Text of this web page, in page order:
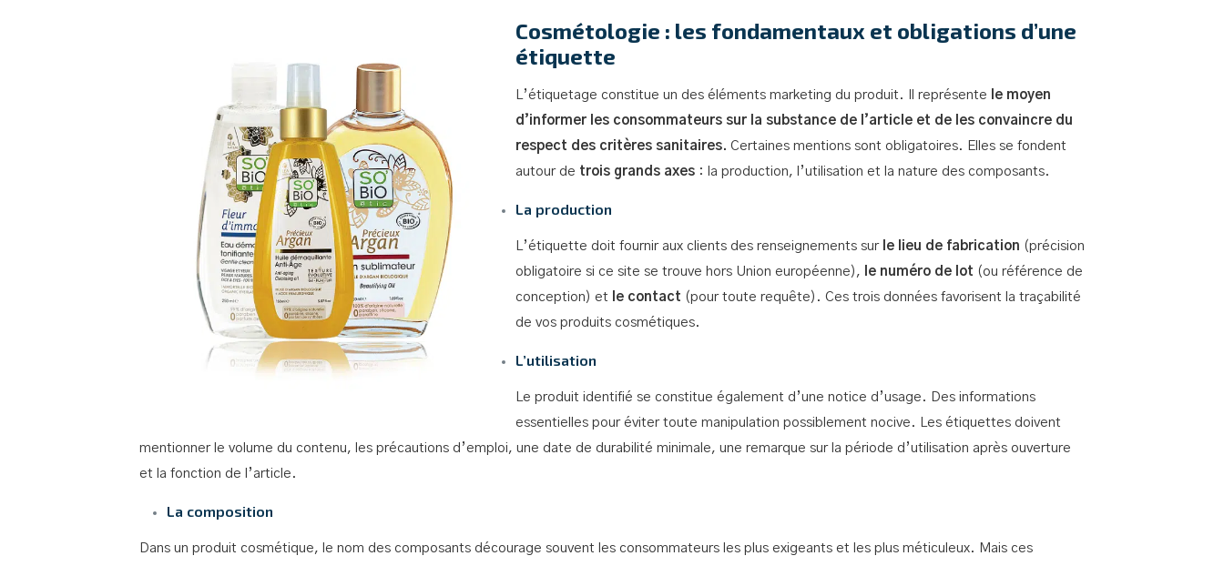
Cosmétologie : les fondamentaux et obligations d’une
étiquette
L’étiquetage constitue un des éléments marketing du produit. Il représente le moyen
d’informer les consommateurs sur la substance de l’article et de les convaincre du
respect des critères sanitaires. Certaines mentions sont obligatoires. Elles se fondent
autour de trois grands axes: la production, l’utilisation et la nature des composants.
La production
L’étiquette doit fournir aux clients des renseignements sur le lieu de fabrication (précision
obligatoire si ce site se trouve hors Union européenne),
le numéro de lot (ou référence de
conception) et
le contact (pour toute requête). Ces trois données favorisent la traçabilité
de vos produits cosmétiques.
L’utilisation
Le produit identifié se constitue également d’une notice d’usage. Des informations
essentielles pour éviter toute manipulation possiblement nocive. Les étiquettes doivent
mentionner le volume du contenu, les précautions d’emploi, une date de durabilité minimale, une remarque sur la période d’utilisation après ouverture
et la fonction de l’article.
La composition
Dans un produit cosmétique, le nom des composants décourage souvent les consommateurs les plus exigeants et les plus méticuleux. Mais ces